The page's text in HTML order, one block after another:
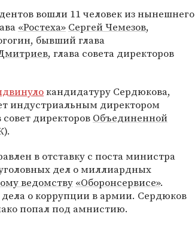
вошли 11 человек из нынешнего
«Ростеха» Сергей Чемезов,
бывший глава
, глава совета директоров
кандидатуру Сердюкова,
индустриальным директором
совет директоров Объединенной
в отставку с поста министра
дел о миллиардных
ведомству «Оборонсервисе».
о коррупции в армии. Сердюков
попал под амнистию.